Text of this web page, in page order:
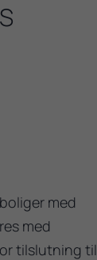
med
med
tilslutning til